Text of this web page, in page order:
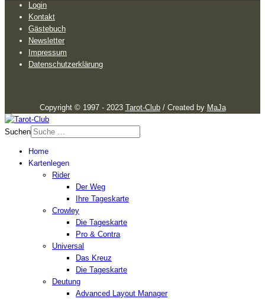
Login
Kontakt
Gästebuch
Newsletter
Impressum
Datenschutzerklärung
Copyright © 1997 - 2023 Tarot-Club/ Created by MaJa
Suchen
Home
Kartenlegen
Rider
Der Weg
Ihre Tageskarte
Crowley
Die Tageskarte
Pro & Contra
Universal
Das Kreuz
Die Tageskarte
Deutung
Advanced Layout Manager